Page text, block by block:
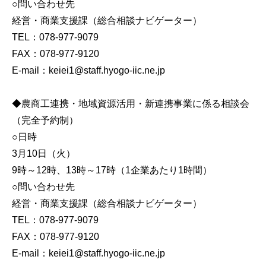
○問い合わせ先
経営・商業支援課（総合相談ナビゲーター）
TEL：078-977-9079
FAX：078-977-9120
E-mail：keiei1@staff.hyogo-iic.ne.jp
◆農商工連携・地域資源活用・新連携事業に係る相談会
（完全予約制）
○日時
3月10日（火）
9時～12時、13時～17時（1企業あたり1時間）
○問い合わせ先
経営・商業支援課（総合相談ナビゲーター）
TEL：078-977-9079
FAX：078-977-9120
E-mail：keiei1@staff.hyogo-iic.ne.jp